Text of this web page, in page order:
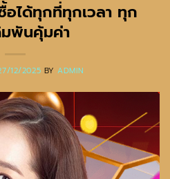
ได้ทุกที่ทุกเวลา ทุก
มพันคุ้มค่า
12/2025 BYADMIN